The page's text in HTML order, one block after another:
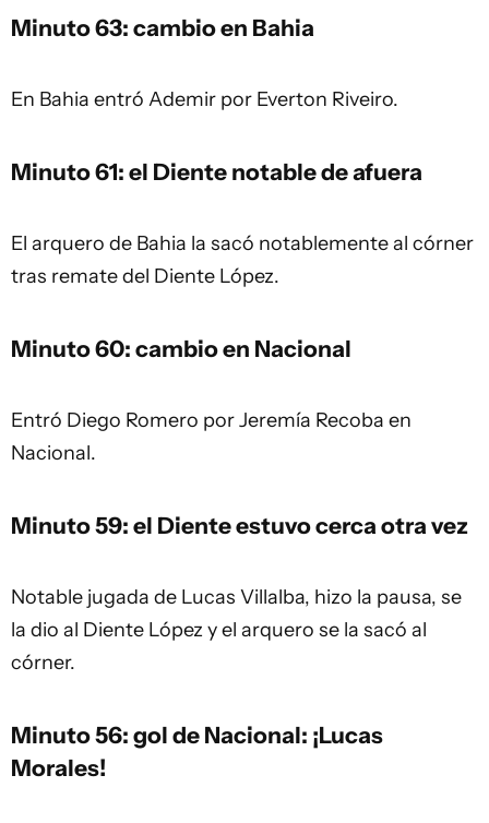
Minuto 63: cambio en Bahia
En Bahia entró Ademir por Everton Riveiro.
Minuto 61: el Diente notable de afuera
El arquero de Bahia la sacó notablemente al córner
tras remate del Diente López.
Minuto 60: cambio en Nacional
Entró Diego Romero por Jeremía Recoba en
Nacional.
Minuto 59: el Diente estuvo cerca otra vez
Notable jugada de Lucas Villalba, hizo la pausa, se
la dio al Diente López y el arquero se la sacó al
córner.
Minuto 56: gol de Nacional: ¡Lucas
Morales!